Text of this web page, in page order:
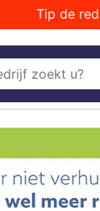
Tip de